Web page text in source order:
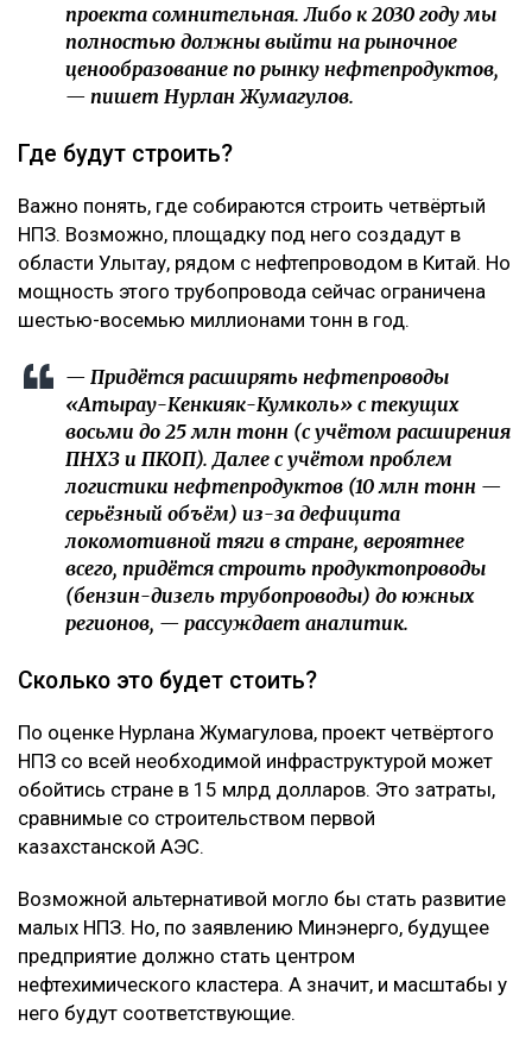
проекта сомнительная. Либо к 2030 году мы
полностью должны выйти на рыночное
ценообразование по рынку нефтепродуктов,
— пишет Нурлан Жумагулов.
Где будут строить?
Важно понять, где собираются строить четвёртый
НПЗ. Возможно, площадку под него создадут в
области Улытау, рядом с нефтепроводом в Китай. Но
мощность этого трубопровода сейчас ограничена
шестью-восемью миллионами тонн в год.
— Придётся расширять нефтепроводы
«Атырау-Кенкияк-Кумколь» с текущих
восьми до 25 млн тонн (с учётом расширения
ПНХЗ и ПКОП). Далее с учётом проблем
логистики нефтепродуктов (10 млн тонн —
серьёзный объём) из-за дефицита
локомотивной тяги в стране, вероятнее
всего, придётся строить продуктопроводы
(бензин-дизель трубопроводы) до южных
регионов, — рассуждает аналитик.
Сколько это будет стоить?
По оценке Нурлана Жумагулова, проект четвёртого
НПЗ со всей необходимой инфраструктурой может
обойтись стране в 15 млрд долларов. Это затраты,
сравнимые со строительством первой
казахстанской АЭС.
Возможной альтернативой могло бы стать развитие
малых НПЗ. Но, по заявлению Минэнерго, будущее
предприятие должно стать центром
нефтехимического кластера. А значит, и масштабы у
него будут соответствующие.